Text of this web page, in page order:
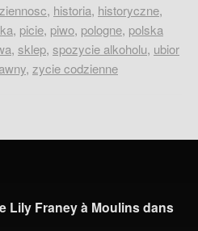
, historia, historyczne,
, picie, piwo, pologne, polska
, sklep, spozycie alkoholu, ubior
, zycie codzienne
Lily Franey à Moulins dans